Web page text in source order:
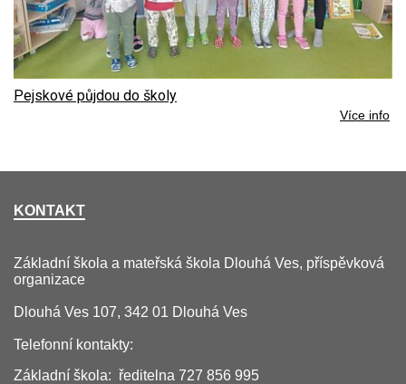
Pejskové půjdou do školy
Více info
KONTAKT
Základní škola a mateřská škola Dlouhá Ves, příspěvková
organizace
Dlouhá Ves 107, 342 01 Dlouhá Ves
Telefonní kontakty:
Základní škola: ředitelna 727 856 995